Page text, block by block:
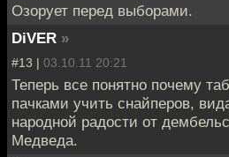
Озорует перед выборами.
DiVER »
#13 | 03.10.11 20:21
Теперь все понятно почему
пачками учить снайперов,
народной радости от
Медведа.